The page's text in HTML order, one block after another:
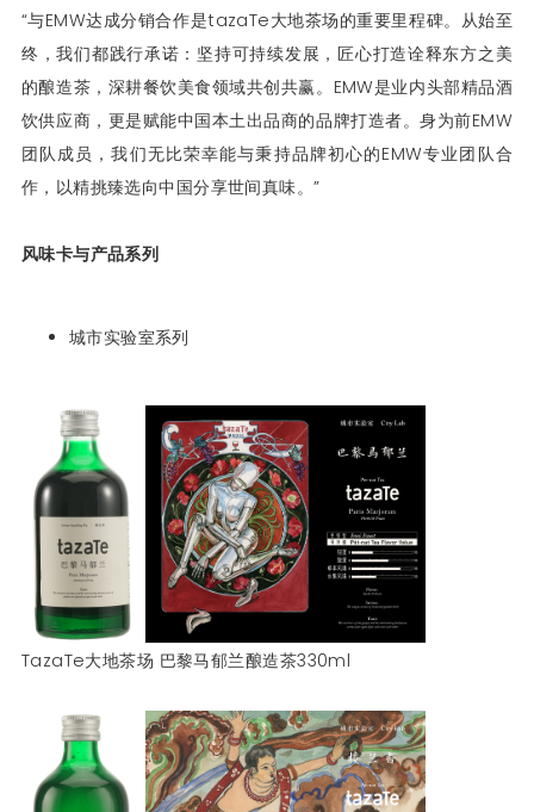
“与EMW达成分销合作是tazaTe大地茶场的重要里程碑。从始至
终，我们都践行承诺：坚持可持续发展，匠心打造诠释东方之美
的酿造茶，深耕餐饮美食领域共创共赢。EMW是业内头部精品酒
饮供应商，更是赋能中国本土出品商的品牌打造者。身为前EMW
团队成员，我们无比荣幸能与秉持品牌初心的EMW专业团队合
作，以精挑臻选向中国分享世间真味。”
风味卡与产品系列
城市实验室系列
TazaTe大地茶场 巴黎马郁兰酿造茶330ml